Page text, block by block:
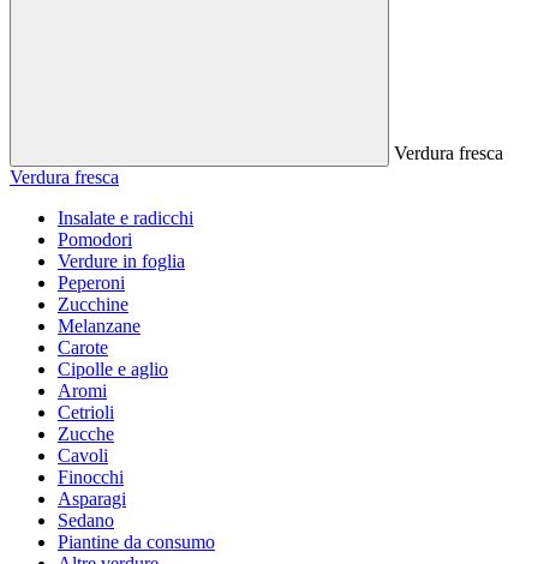
Verdura fresca
Verdura fresca
Insalate e radicchi
Pomodori
Verdure in foglia
Peperoni
Zucchine
Melanzane
Carote
Cipolle e aglio
Aromi
Cetrioli
Zucche
Cavoli
Finocchi
Asparagi
Sedano
Piantine da consumo